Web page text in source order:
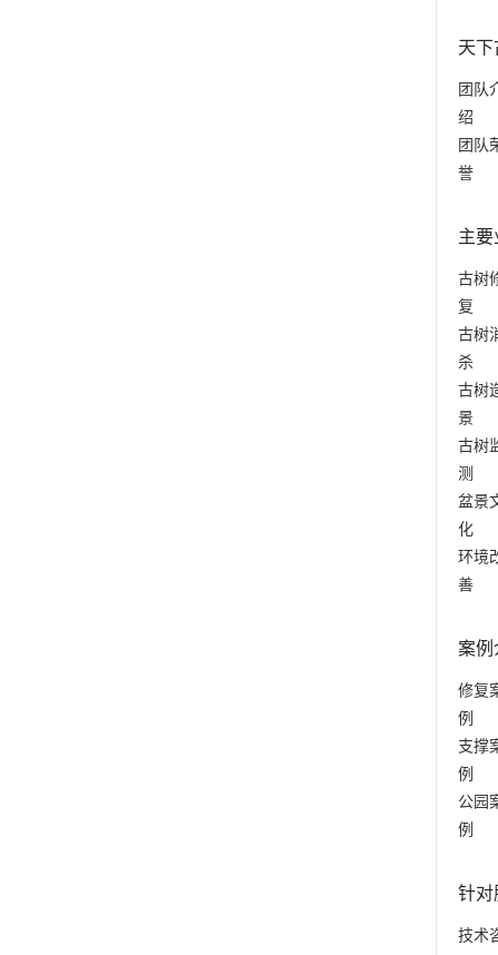
天
团队
绍
团队
誉
主
古树
复
古树
杀
古树
景
古树
测
盆景
化
环境
善
案
修复
例
支撑
例
公园
例
针
技术